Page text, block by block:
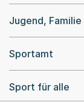
Jugend,
Sportamt
Sport für alle